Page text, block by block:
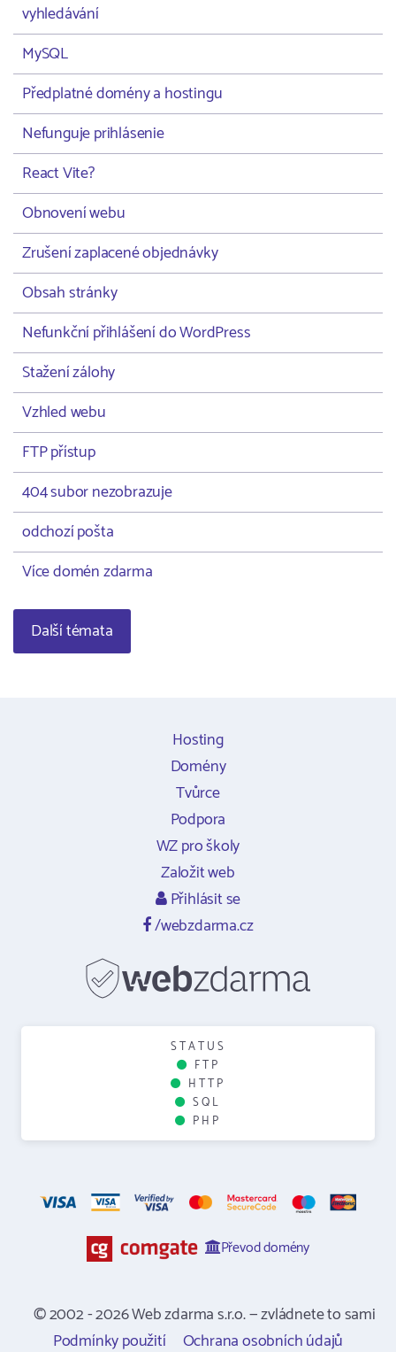
vyhledávání
MySQL
Předplatné domény a hostingu
Nefunguje prihlásenie
React Vite?
Obnovení webu
Zrušení zaplacené objednávky
Obsah stránky
Nefunkční přihlášení do WordPress
Stažení zálohy
Vzhled webu
FTP přístup
404 subor nezobrazuje
odchozí pošta
Více domén zdarma
Další témata
Hosting
Domény
Tvůrce
Podpora
WZ pro školy
Založit web
Přihlásit se
/webzdarma.cz
STATUS
FTP
HTTP
SQL
PHP
Převod domény
© 2002 - 2026 Web zdarma s.r.o. — zvládnete to sami
Podmínky použití
Ochrana osobních údajů